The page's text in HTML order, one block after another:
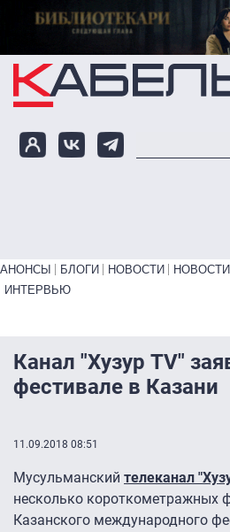
Перейти к основному
Primary links bottom
АНОНСЫ БЛОГИ НОВОСТИ
ИНТЕРВЬЮ
Канал "Хузур TV"
фестивале в Казани
11.09.2018 08:51
Мусульманский телеканал
несколько короткометражных
Казанского международного